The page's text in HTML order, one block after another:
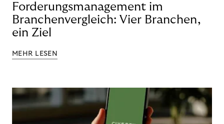
Forderungsmanagement im
Branchenvergleich: Vier Branchen,
ein Ziel
MEHR LESEN